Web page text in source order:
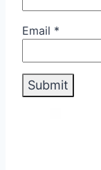
Email *